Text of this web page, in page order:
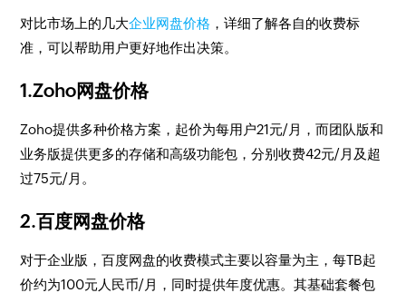
对比市场上的几大企业网盘价格 ，详细了解各自的收费标
准，可以帮助用户更好地作出决策。
1.Zoho网盘价格
Zoho提供多种价格方案，起价为每用户21元/月，而团队版和
业务版提供更多的存储和高级功能包，分别收费42元/月及超
过75元/月。
2.百度网盘价格
对于企业版，百度网盘的收费模式主要以容量为主，每TB起
价约为100元人民币/月，同时提供年度优惠。其基础套餐包